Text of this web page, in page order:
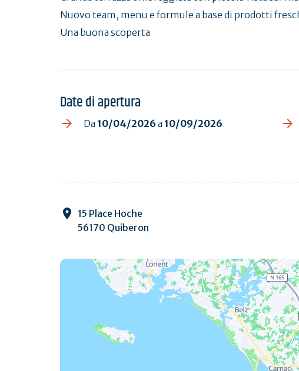
Nuovo team, menu e formule a base di prodotti
Una buona scoperta
Date di apertura
Da 10/04/2026 a 10/09/2026
15 Place Hoche
56170 Quiberon